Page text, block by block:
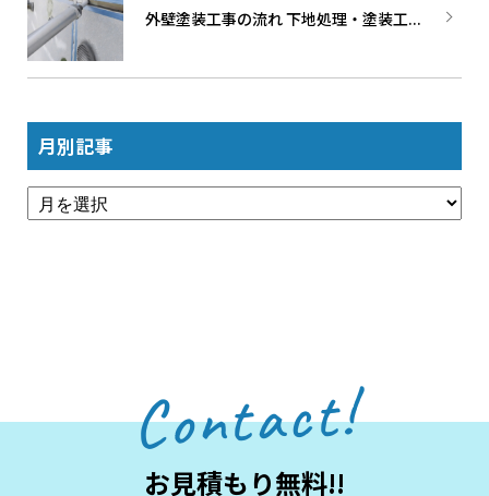
外壁塗装工事の流れ 下地処理・塗装工...
月別記事
Contact!
お見積もり無料!!